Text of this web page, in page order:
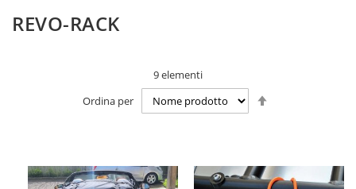
REVO-RACK
9elementi
Ordina per